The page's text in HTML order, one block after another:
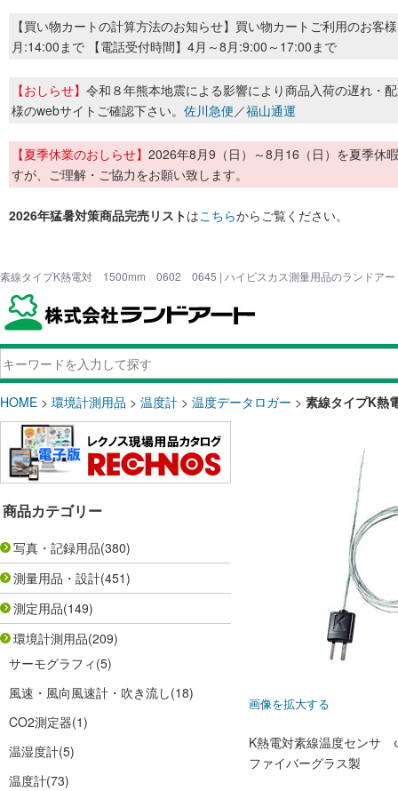
【買い物カートの計算方法のお知らせ】買い物カートご利用のお客
月:14:00まで 【電話受付時間】4月～8月:9:00～17:00まで
【おしらせ】 令和８年熊本地震による影響により商品入荷の遅れ・
様のwebサイトご確認下さい。 佐川急便／福山通運
【夏季休業のおしらせ】 2026年8月9（日）～8月16（日）を夏季休
すが、ご理解・ご協力をお願い致します。
2026年猛暑対策商品完売リストはこちらからご覧ください。
素線タイプK熱電対 1500mm 0602 0645 | ハイビスカス測量用品のランドアー
HOME > 環境計測用品 > 温度計 > 温度データロガー > 素線タイプK
商品カテゴリー
写真・記録用品(380)
測量用品・設計(451)
測定用品(149)
環境計測用品(209)
サーモグラフィ (5)
風速・風向風速計・吹き流し(18)
CO2測定器(1)
温湿度計(5)
温度計(73)
画像を拡大する
K熱電対素線温度センサ
ファイバーグラス製